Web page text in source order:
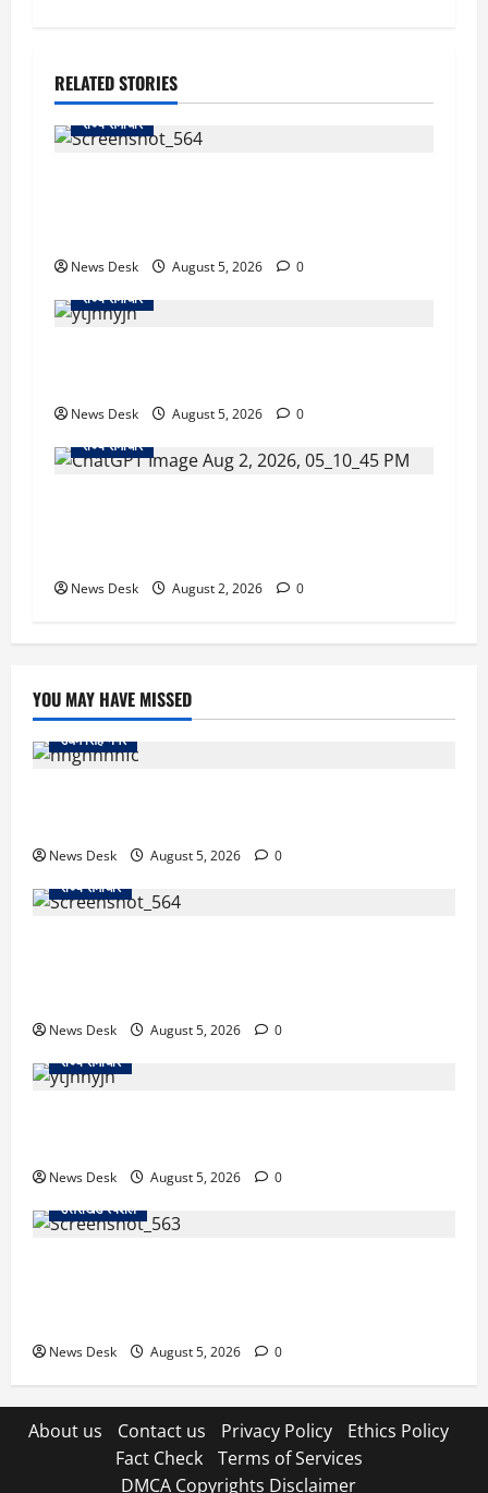
RELATED STORIES
राज्य समाचार
News Desk August 5, 2026
0
राज्य समाचार
News Desk August 5, 2026
0
राज्य समाचार
News Desk August 2, 2026 0
YOU MAY HAVE MISSED
उधम सिंह नगर
News Desk August 5, 2026
0
राज्य समाचार
News Desk August 5, 2026
0
राज्य समाचार
News Desk August 5, 2026
0
उत्तराखंड स्पेशल
News Desk August 5, 2026 0
About us Contact us Privacy Policy
Ethics Policy
Fact Check
Terms of Services
DMCA Copyrights Disclaimer